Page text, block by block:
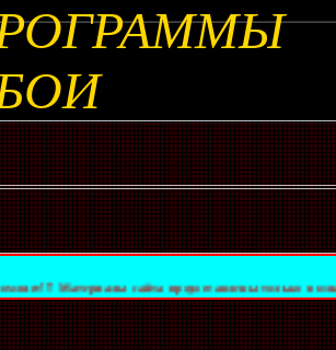
сайта предоставлены только в